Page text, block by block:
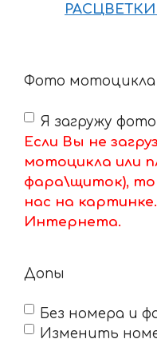
Фото мотоцикла
Я загружу
Если Вы не
мотоцикла или
фара\щиток),
нас на
Интернета.
Допы
Без номера и
Изменить